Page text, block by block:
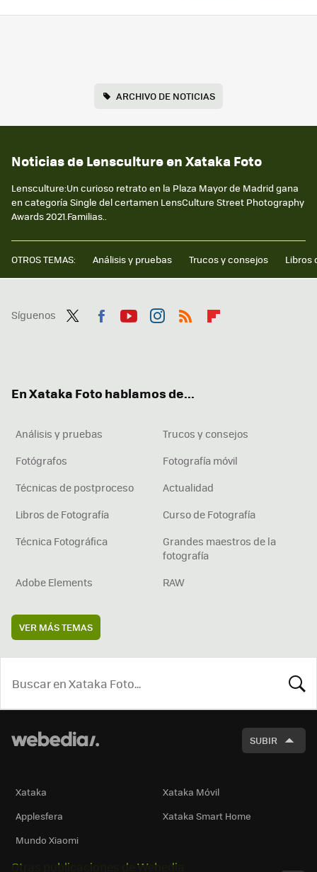
ARCHIVO DE NOTICIAS
Noticias de Lensculture en Xataka Foto
Lensculture:Un curioso retrato en la Plaza Mayor de Madrid gana
en categoría Single del certamen LensCulture Street Photography
Awards 2021.Familias..
OTROS TEMAS: Análisis y pruebas Trucos y consejos Libros
Síguenos
En Xataka Foto hablamos de...
Análisis y pruebas
Trucos y consejos
Fotógrafos
Fotografía móvil
Técnicas de postproceso
Actualidad
Libros de Fotografía
Curso de Fotografía
Técnica Fotográfica
Grandes maestros de la
fotografía
Adobe Elements
RAW
VER MÁS TEMAS
SUBIR
Xataka
Xataka Móvil
Applesfera
Xataka Smart Home
Mundo Xiaomi
Otras publicaciones de Webedia